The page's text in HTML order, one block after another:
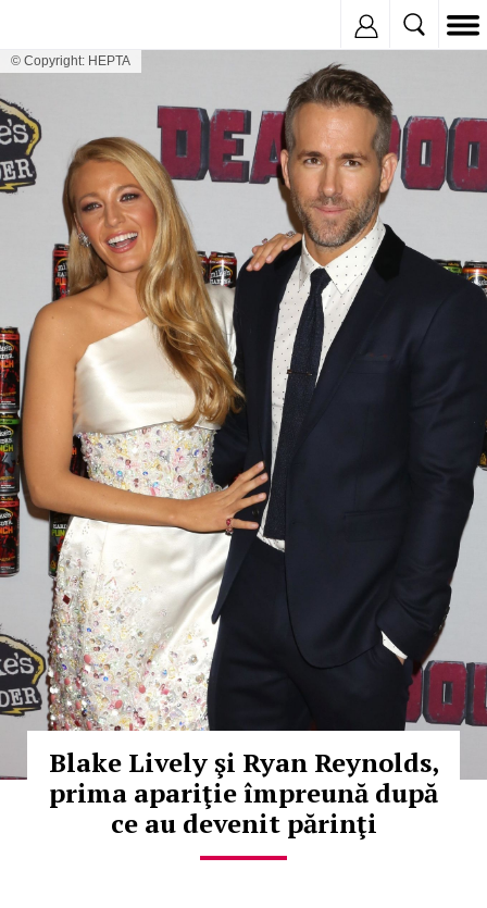
© Copyright: HEPTA
Blake Lively şi Ryan Reynolds,
prima apariţie împreună după
ce au devenit părinţi